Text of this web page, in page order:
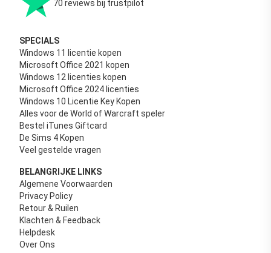
70 reviews bij trustpilot
SPECIALS
Windows 11 licentie kopen
Microsoft Office 2021 kopen
Windows 12 licenties kopen
Microsoft Office 2024 licenties
Windows 10 Licentie Key Kopen
Alles voor de World of Warcraft speler
Bestel iTunes Giftcard
De Sims 4 Kopen
Veel gestelde vragen
BELANGRIJKE LINKS
Algemene Voorwaarden
Privacy Policy
Retour & Ruilen
Klachten & Feedback
Helpdesk
Over Ons